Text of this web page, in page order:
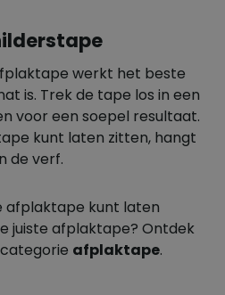
werkt het beste
is. Trek de tape los in een
voor een soepel resultaat.
kunt laten zitten, hangt
de verf.
afplaktape kunt laten
juiste afplaktape? Ontdek
afplaktape.